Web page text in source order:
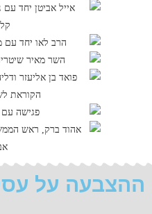
ההצבעה על